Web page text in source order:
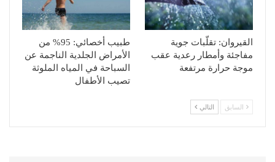
القيروان: تقلّبات جوية
مفاجئة وأمطار رعدية عقب
موجة حرارة مرتفعة
طبيب أخصائي: 95% من
الأمراض الجلدية الناجمة عن
السباحة في المياه الملوثة
تصيب الأطفال
السابق التالي